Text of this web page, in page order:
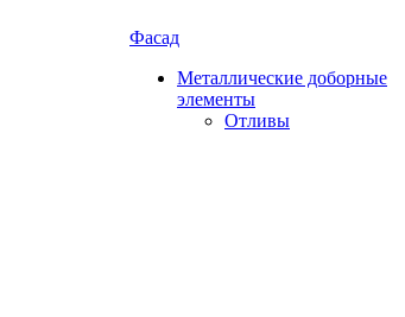
Фасад
Металлические доборные
элементы
Отливы